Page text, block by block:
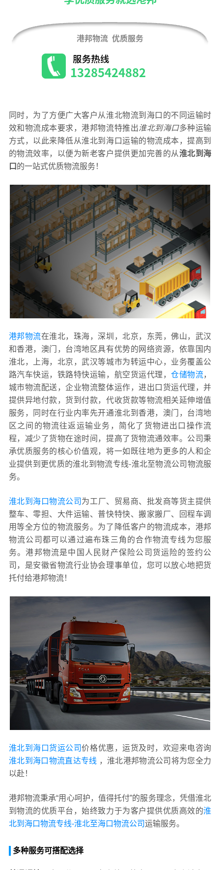
同时，为了方便广大客户从淮北物流到海口的不同运输时
效和物流成本要求，港邦物流特推出淮北到海口多种运输
方式，以此来降低从淮北到海口运输的物流成本，提高到
的物流效率，以便为新老客户提供更加完善的从淮北到海
口 的一站式优质物流服务！
港邦物流在淮北，珠海，深圳，北京，东莞，佛山，武汉
和香港，澳门，台湾地区具有优势的网络资源，依靠国内
淮北，上海，北京，武汉等城市为转运中心，业务覆盖公
路汽车快运，铁路特快运输，航空货运代理，仓储物流，
城市物流配送，企业物流整体运作，进出口货运代理，并
提供异地付款，货到付款，代收货款等物流相关延伸增值
服务，同时在行业内率先开通淮北到香港，澳门，台湾地
区之间的物流往返运输业务，简化了货物进出口操作流
程，减少了货物在途时间，提高了货物流通效率。公司秉
承优质服务的核心价值观，将一如既往地为更多的人和企
业提供到更优质的淮北到物流专线-淮北至物流公司物流服
务。
淮北到海口物流公司 为工厂、贸易商、批发商等货主提供
整车、零担、大件运输、普快特快、搬家搬厂、回程车调
用等全方位的物流服务。为了降低客户的物流成本，港邦
物流公司都可以通过遍布珠三角的合作物流专线为您服
务。港邦物流是中国人民财产保险公司货运险的签约公
司，是安徽省物流行业协会理事单位，您可以放心地把货
托付给港邦物流！
淮北到海口货运公司价格优惠，运货及时，欢迎来电咨询
淮北到海口物流直达专线 ，淮北港邦物流公司将为您全力
以赴！
港邦物流秉承“用心呵护，值得托付”的服务理念，凭借淮北
到物流的优质平台，始终致力于为客户提供优质高效的淮
北到海口物流专线-淮北至海口物流公司运输服务。
多种服务可搭配选择